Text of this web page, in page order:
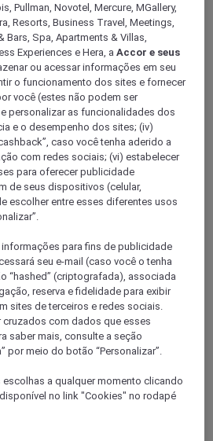
Baume
Pullman, Novotel, Mercure, MGallery,
Resorts, Business Travel, Meetings,
Bars, Spa, Apartments & Villas,
Experiences e Hera, aAccor e seus
ou acessar informações em seu
o funcionamento dos sites e fornecer
você (estes não podem ser
personalizar as funcionalidades dos
e o desempenho dos sites; (iv)
caso você tenha aderido a
com redes sociais; (vi) estabelecer
para oferecer publicidade
de seus dispositivos (celular,
escolher entre esses diferentes usos
para fins de publicidade
seu e-mail (caso você o tenha
“hashed” (criptografada), associada
reserva e fidelidade para exibir
sites de terceiros e redes sociais.
com dados que esses
saber mais, consulte a seção
por meio do botão “Personalizar”.
a qualquer momento clicando
no link "Cookies" no rodapé